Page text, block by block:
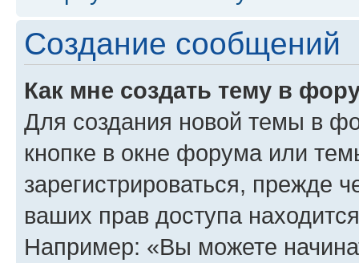
Создание сообщений
Как мне создать тему в
Для создания новой темы в
кнопке в окне форума или
зарегистрироваться, прежде
ваших прав доступа
Например: «Вы можете